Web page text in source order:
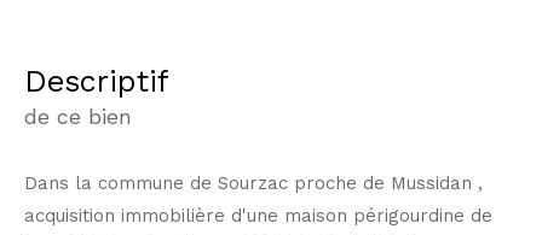
descriptif
de ce bien
Dans la commune de Sourzac proche de Mussidan ,
acquisition immobilière d'une maison périgourdine de